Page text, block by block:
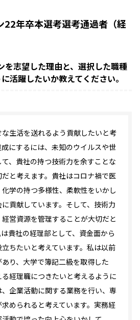
22年卒本選考選考通過者（経
を志望した理由と、選択した職種
活躍したいか教えてください。
生活を送れるよう貢献したいと考
にするには、未知のウイルスや世
、貴社の持つ技術力を余すことな
と考えます。貴社はコロナ禍で医
学の持つ多様性、柔軟性をいかし
貢献しています。そして、技術力
営資源を管理することが大切だと
貴社の経理部として、資金面から
ちたいと考えています。私は以前
り、大学で簿記二級を取得した
経理職につきたいと考えるように
企業活動に関する業務を行い、専
められると考えています。実務経